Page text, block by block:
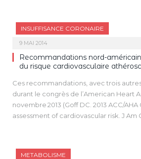
recommandations émises dans la
d’autres sociétés savantes et/ou
INSUFFISANCE CORONAIRE
9 MAI 2014
Recommandations nord-
du risque cardiovasculaire
Ces recommandations, avec trois
durant le congrès de l’American Heart
novembre 2013 (Goff DC. 2013 ACC/
assessment of cardiovascular risk. J Am
sujet dans ce numéro).
METABOLISME